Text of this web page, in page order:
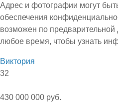
Адрес и фотографии могут
обеспечения
возможен по предварительной
любое время, чтобы узнать
Виктория
32
430 000 000 руб.